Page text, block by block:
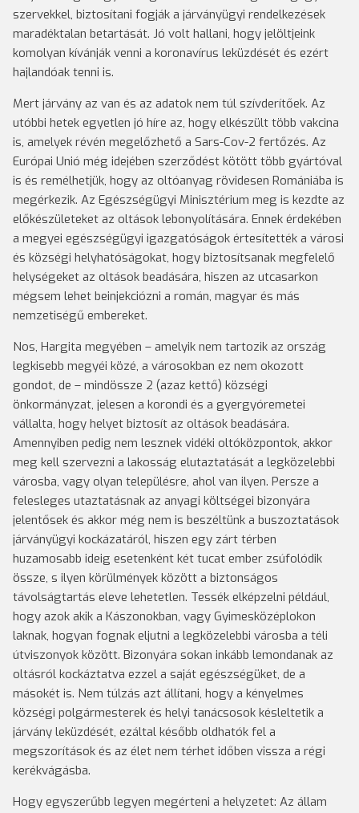
szervekkel, biztosítani fogják a járványügyi rendelkezések
maradéktalan betartását. Jó volt hallani, hogy jelöltjeink
komolyan kívánják venni a koronavírus leküzdését és ezért
hajlandóak tenni is.
Mert járvány az van és az adatok nem túl szívderítőek. Az
utóbbi hetek egyetlen jó híre az, hogy elkészült több vakcina
is, amelyek révén megelőzhető a Sars-Cov-2 fertőzés. Az
Európai Unió még idejében szerződést kötött több gyártóval
is és remélhetjük, hogy az oltóanyag rövidesen Romániába is
megérkezik. Az Egészségügyi Minisztérium meg is kezdte az
előkészületeket az oltások lebonyolítására. Ennek érdekében
a megyei egészségügyi igazgatóságok értesítették a városi
és községi helyhatóságokat, hogy biztosítsanak megfelelő
helységeket az oltások beadására, hiszen az utcasarkon
mégsem lehet beinjekciózni a román, magyar és más
nemzetiségű embereket.
Nos, Hargita megyében – amelyik nem tartozik az ország
legkisebb megyéi közé, a városokban ez nem okozott
gondot, de – mindössze 2 (azaz kettő) községi
önkormányzat, jelesen a korondi és a gyergyóremetei
vállalta, hogy helyet biztosít az oltások beadására.
Amennyiben pedig nem lesznek vidéki oltóközpontok, akkor
meg kell szervezni a lakosság elutaztatását a legközelebbi
városba, vagy olyan településre, ahol van ilyen. Persze a
felesleges utaztatásnak az anyagi költségei bizonyára
jelentősek és akkor még nem is beszéltünk a buszoztatások
járványügyi kockázatáról, hiszen egy zárt térben
huzamosabb ideig esetenként két tucat ember zsúfolódik
össze, s ilyen körülmények között a biztonságos
távolságtartás eleve lehetetlen. Tessék elképzelni például,
hogy azok akik a Kászonokban, vagy Gyimesközéplokon
laknak, hogyan fognak eljutni a legközelebbi városba a téli
útviszonyok között. Bizonyára sokan inkább lemondanak az
oltásról kockáztatva ezzel a saját egészségüket, de a
másokét is. Nem túlzás azt állítani, hogy a kényelmes
községi polgármesterek és helyi tanácsosok késleltetik a
járvány leküzdését, ezáltal később oldhatók fel a
megszorítások és az élet nem térhet időben vissza a régi
kerékvágásba.
Hogy egyszerűbb legyen megérteni a helyzetet: Az állam